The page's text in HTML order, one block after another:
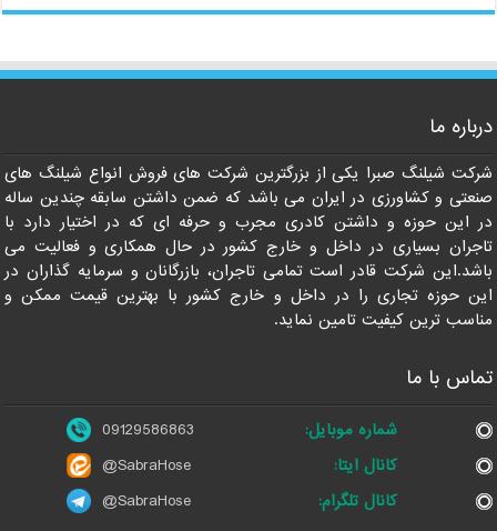
درباره ما
شرکت شیلنگ صبرا یکی از بزرگترین شرکت های فروش انواع شیلنگ های
صنعتی و کشاورزی در ایران می باشد که ضمن داشتن سابقه چندین ساله
در این حوزه و داشتن کادری مجرب و حرفه ای که در اختیار دارد با
تاجران بسیاری در داخل و خارج کشور در حال همکاری و فعالیت می
باشد.این شرکت قادر است تمامی تاجران، بازرگانان و سرمایه گذاران در
این حوزه تجاری را در داخل و خارج کشور با بهترین قیمت ممکن و
مناسب ترین کیفیت تامین نماید.
تماس با ما
شماره موبایل:
09129586863
کانال ایتا:
@SabraHose
کانال تلگرام:
@SabraHose